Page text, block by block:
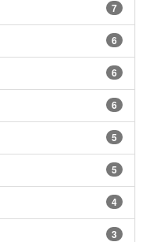
7
6
6
6
5
5
4
3